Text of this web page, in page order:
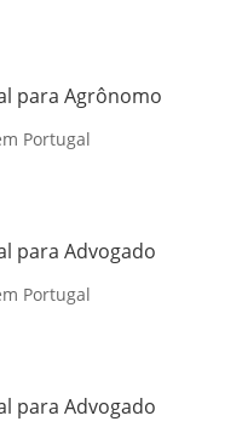
para Agrônomo
Portugal
para Advogado
Portugal
para Advogado